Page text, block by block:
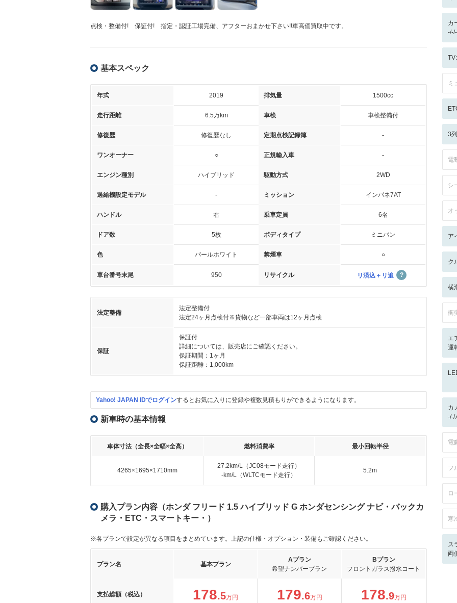
点検・整備付! 保証付! 指定・認証工場完備、アフターおまかせ下さい!!車高価買取中です。
基本スペック
年式 2019 排気量 1500cc
走行距離 6.5万km 車検 車検整備付
修復歴 修復歴なし 定期点検記録簿 -
ワンオーナー ○ 正規輸入車 -
エンジン種別 ハイブリッド 駆動方式 2WD
過給機設定モデル - ミッション インパネ7AT
ハンドル 右 乗車定員 6名
ドア数 5枚 ボディタイプ ミニバン
色 パールホワイト 禁煙車 ○
車台番号末尾 950 リサイクル リ済込＋リ追
法定整備
法定整備付
法定24ヶ月点検付※貨物など一部車両は12ヶ月点検
保証
保証付
詳細については、販売店にご確認ください。
保証期間：1ヶ月
保証距離：1,000km
Yahoo! JAPAN IDでログインするとお気に入りに登録や複数見積もりができるようになります。
新車時の基本情報
車体寸法（全長×全幅×全高） 燃料消費率 最小回転半径
4265×1695×1710mm
27.2km/L（JC08モード走行）
-km/L（WLTCモード走行）
5.2m
購入プラン内容（ホンダ フリード 1.5 ハイブリッド G ホンダセンシング ナビ・バックカ
メラ・ETC・スマートキー・）
※各プランで設定が異なる項目をまとめています。上記の仕様・オプション・装備もご確認ください。
プラン名 基本プラン
Aプラン
希望ナンバープラン
Bプラン
フロントガラス撥水コート
支払総額（税込） 178.5万円 179.6万円 178.9万円
カ
ミ
3
電
シ
オ
ア
ク
横
衝
エ
運
カ
-/-/
電
フ
ロ
寒
ス
両